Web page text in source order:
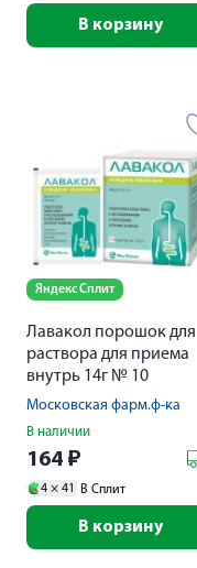
В корзину
Яндекс Сплит
Лавакол порошок для
раствора для приема
внутрь 14г № 10
Московская фарм.ф-ка
В наличии
164 ₽
4 × 41 В Сплит
В корзину